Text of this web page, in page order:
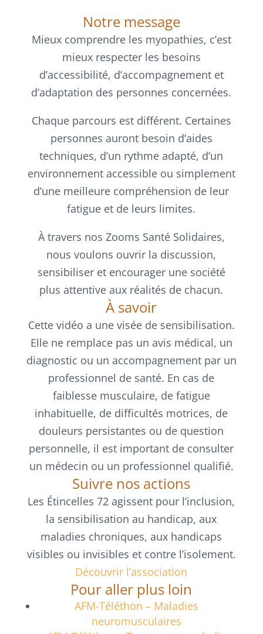
Notre message
Mieux comprendre les myopathies, c’est
mieux respecter les besoins
d’accessibilité, d’accompagnement et
d’adaptation des personnes concernées.
Chaque parcours est différent. Certaines
personnes auront besoin d’aides
techniques, d’un rythme adapté, d’un
environnement accessible ou simplement
d’une meilleure compréhension de leur
fatigue et de leurs limites.
À travers nos Zooms Santé Solidaires,
nous voulons ouvrir la discussion,
sensibiliser et encourager une société
plus attentive aux réalités de chacun.
À savoir
Cette vidéo a une visée de sensibilisation.
Elle ne remplace pas un avis médical, un
diagnostic ou un accompagnement par un
professionnel de santé. En cas de
faiblesse musculaire, de fatigue
inhabituelle, de difficultés motrices, de
douleurs persistantes ou de question
personnelle, il est important de consulter
un médecin ou un professionnel qualifié.
Suivre nos actions
Les Étincelles 72 agissent pour l’inclusion,
la sensibilisation au handicap, aux
maladies chroniques, aux handicaps
visibles ou invisibles et contre l’isolement.
Découvrir l’association
Pour aller plus loin
AFM-Téléthon – Maladies
neuromusculaires